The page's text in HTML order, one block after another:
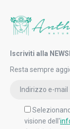
Iscriviti alla
Resta sempre
visione dell'